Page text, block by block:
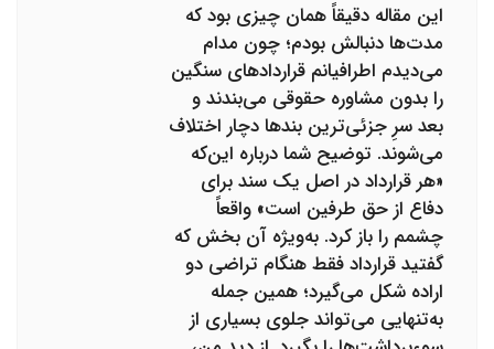
این مقاله دقیقاً همان چیزی بود که
مدت‌ها دنبالش بودم؛ چون مدام
می‌دیدم اطرافیانم قراردادهای سنگین
را بدون مشاوره حقوقی می‌بندند و
بعد سرِ جزئی‌ترین بندها دچار اختلاف
می‌شوند. توضیح شما درباره این‌که
«هر قرارداد در اصل یک سند برای
دفاع از حق طرفین است» واقعاً
چشمم را باز کرد. به‌ویژه آن بخش که
گفتید قرارداد فقط هنگام تراضی دو
اراده شکل می‌گیرد؛ همین جمله
به‌تنهایی می‌تواند جلوی بسیاری از